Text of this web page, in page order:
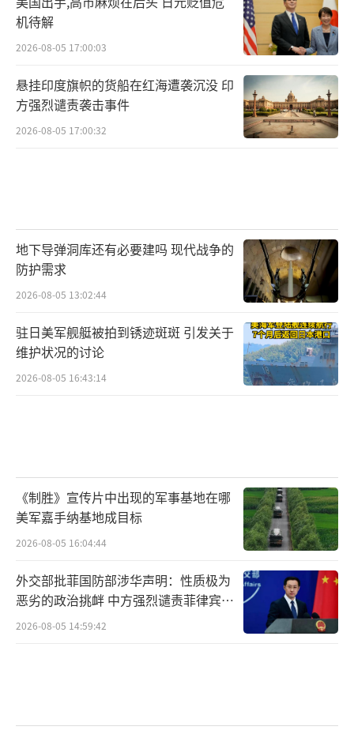
机待解
2026-08-05 17:00:03
悬挂印度旗帜的货船在红海遭袭沉没 印
方强烈谴责袭击事件
2026-08-05 17:00:32
地下导弹洞库还有必要建吗 现代战争的
防护需求
2026-08-05 13:02:44
驻日美军舰艇被拍到锈迹斑斑 引发关于
维护状况的讨论
2026-08-05 16:43:14
《制胜》宣传片中出现的军事基地在哪
美军嘉手纳基地成目标
2026-08-05 16:04:44
外交部批菲国防部涉华声明：性质极为
恶劣的政治挑衅 中方强烈谴责菲律宾行
为
2026-08-05 14:59:42